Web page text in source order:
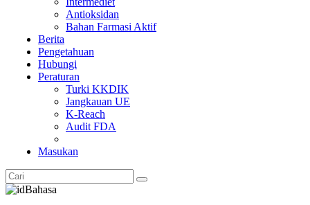
Antioksidan
Bahan Farmasi Aktif
Berita
Pengetahuan
Hubungi
Peraturan
Turki KKDIK
Jangkauan UE
K-Reach
Audit FDA
Masukan
Bahasa